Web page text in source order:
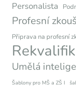
Personalista
Profesní
Připrava na profesní
Umělá
Šablony pro MŠ a ZŠ I